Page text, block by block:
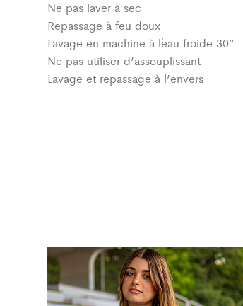
Ne pas laver à sec
Repassage à feu doux
Lavage en machine à l´eau froide 30°
Ne pas utiliser d’assouplissant
Lavage et repassage à l’envers